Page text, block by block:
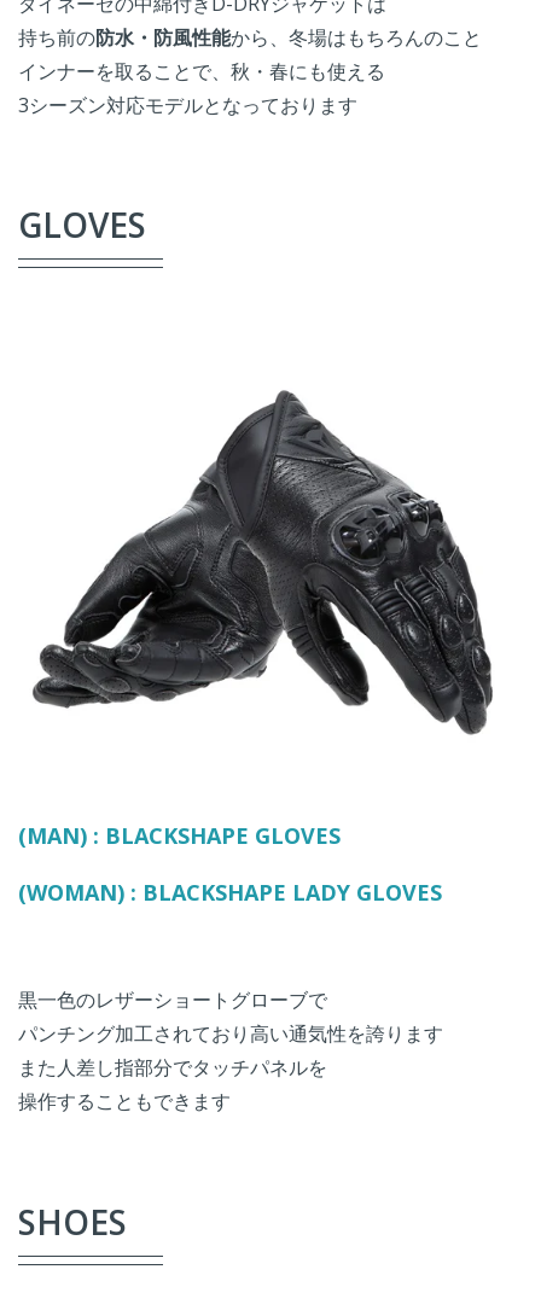
持ち前の防水・防風性能から、冬場はもちろんのこと
インナーを取ることで、秋・春にも使える
3シーズン対応モデルとなっております
GLOVES
(MAN) : BLACKSHAPE GLOVES
(WOMAN) : BLACKSHAPE LADY GLOVES
黒一色のレザーショートグローブで
パンチング加工されており高い通気性を誇ります
また人差し指部分でタッチパネルを
操作することもできます
SHOES